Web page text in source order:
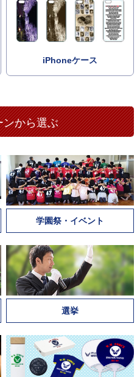
iPhoneケース
ンから選ぶ
学園祭・イベント
選挙